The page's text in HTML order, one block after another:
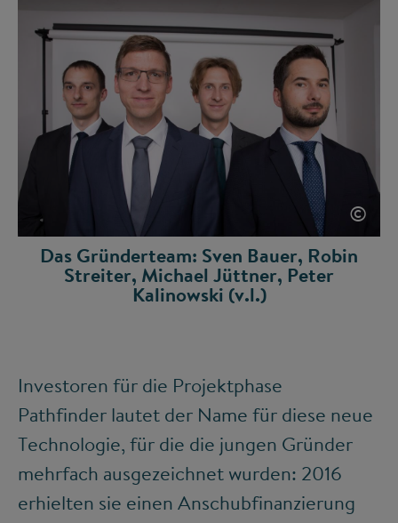
Das Gründerteam: Sven Bauer, Robin
Streiter, Michael Jüttner, Peter
Kalinowski (v.l.)
©
Investoren für die Projektphase
Pathfinder lautet der Name für diese neue
Technologie, für die die jungen Gründer
mehrfach ausgezeichnet wurden: 2016
erhielten sie einen Anschubfinanzierung